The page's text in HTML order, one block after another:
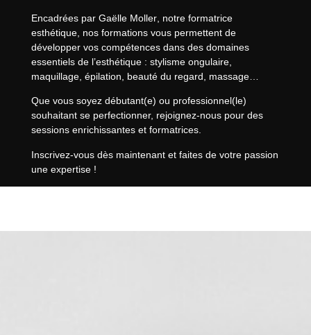
Encadrées par Gaëlle Moller, notre formatrice
esthétique, nos formations vous permettent de
développer vos compétences dans des domaines
essentiels de l’esthétique : stylisme ongulaire,
maquillage, épilation, beauté du regard, massage…
Que vous soyez débutant(e) ou professionnel(le)
souhaitant se perfectionner, rejoignez-nous pour des
sessions enrichissantes et formatrices.
Inscrivez-vous dès maintenant et faites de votre passion
une expertise !